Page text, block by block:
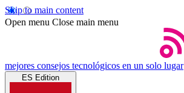
Skip to main content
Open menu Close main menu
mejores consejos tecnológicos en un solo lugar
ES Edition